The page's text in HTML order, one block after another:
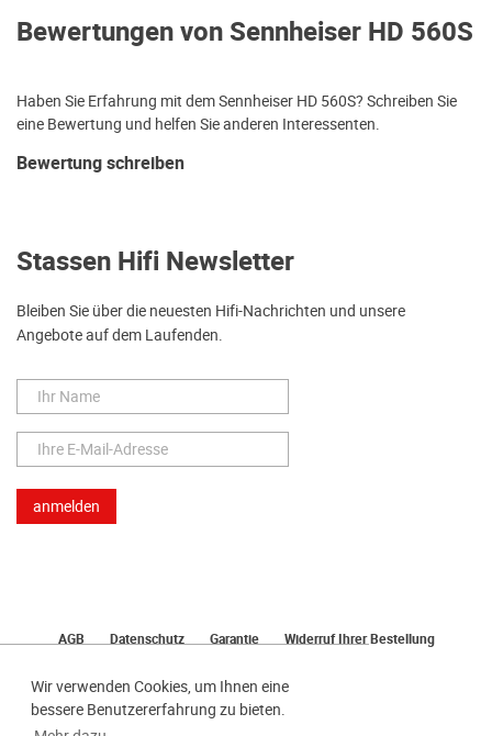
Wir verwenden Cookies, um Ihnen eine
bessere Benutzererfahrung zu bieten.
Bewertungen von Sennheiser HD 560S
Haben Sie Erfahrung mit dem Sennheiser HD 560S? Schreiben Sie
eine Bewertung und helfen Sie anderen Interessenten.
Bewertung schreiben
Stassen Hifi Newsletter
Bleiben Sie über die neuesten Hifi-Nachrichten und unsere
Angebote auf dem Laufenden.
AGB Datenschutz Garantie
Widerruf Ihrer Bestellung